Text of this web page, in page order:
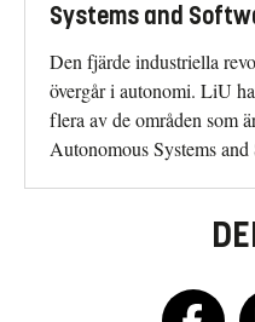
Systems and
Den fjärde industriella
övergår i autonomi. LiU
flera av de områden som
Autonomous Systems